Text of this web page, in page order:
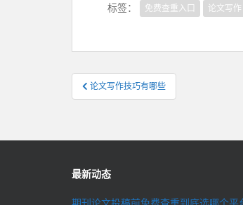
标签： 免费查重入口 论文写作
文
章
航
论文写作技巧有哪些
最新动态